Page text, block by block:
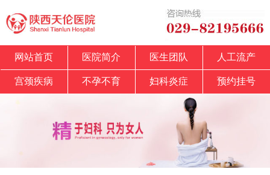
网站首页 医院简介 医生团队 人工流产
宫颈疾病 不孕不育 妇科炎症 预约挂号